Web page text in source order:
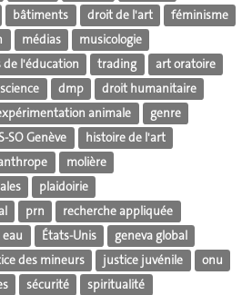
bâtiments droit de l'art
féminisme
médias
musicologie
de l'éducation trading
art oratoire
dmp
droit humanitaire
animale
genre
SO Genève
histoire de l'art
molière
plaidoirie
prn
recherche appliquée
eau États-Unis
geneva global
des mineurs justice juvénile
onu
sécurité
spiritualité